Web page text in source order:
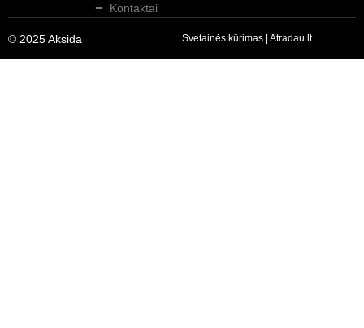
Kontaktai
© 2025 Aksida Svetainės kūrimas Atradau.lt